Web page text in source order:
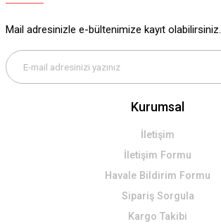
Mail adresinizle e-bültenimize kayıt olabilirsiniz.
Kurumsal
İletişim
İletişim Formu
Havale Bildirim Formu
Sipariş Sorgula
Kargo Takibi